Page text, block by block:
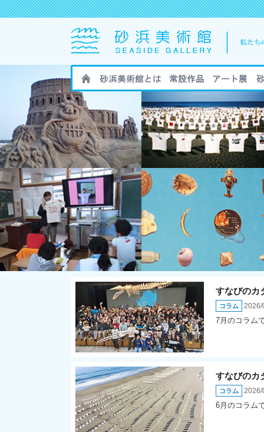
HOME 砂浜美術館とは砂浜美術館の作
砂
すなびのカ
コラム 2026/
7月のコラム
すなびのカ
コラム 2026/
6月のコラム